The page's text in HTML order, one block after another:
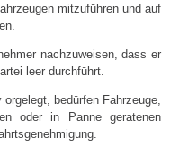
mitzufūhren und auf
nachzuweisen, dass er
leer durchfūhrt.
bedūrfen Fahrzeuge,
oder in Panne geratenen